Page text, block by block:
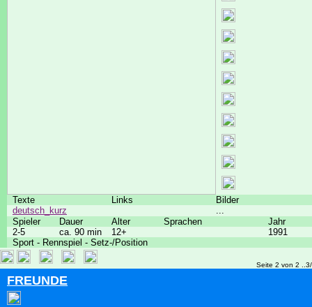
Texte Links
Bilder
deutsch_kurz
...
Spieler
Dauer Alter Sprachen
Jahr
2-5
ca. 90 min 12+
1991
Sport - Rennspiel - Setz-/Position
Seite 2 von 2
FREUNDE